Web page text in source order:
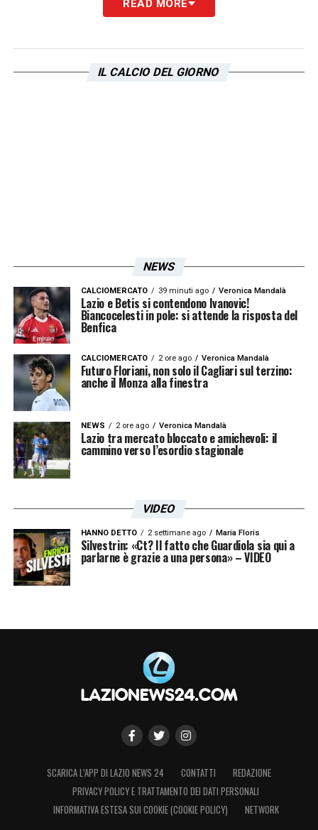
testimonianza di unaLazioben organizzata
consapevolezza di una squadra viva,
READ MORE
IL CALCIO DEL GIORNO
NEWS
CALCIOMERCATO 39 minuti ago Veronica Mandalà
Lazio e Betis si contendono Ivanovic!
Biancocelesti in pole: si attende la risposta del
Benfica
CALCIOMERCATO 2 ore ago Veronica Mandalà
Futuro Floriani, non solo il Cagliari sul terzino:
anche il Monza alla finestra
NEWS 2 ore ago Veronica Mandalà
Lazio tra mercato bloccato e amichevoli: il
cammino verso l’esordio stagionale
VIDEO
HANNO DETTO 2 settimane ago Maria Floris
Silvestrin: «Ct? Il fatto che Guardiola sia qui a
parlarne è grazie a una persona» – VIDEO
SCARICA L’APP DI LAZIO NEWS 24 CONTATTI
REDAZIONE
PRIVACY POLICY E TRATTAMENTO DEI DATI PERSONALI
INFORMATIVA ESTESA SUI COOKIE (COOKIE POLICY)
NETWORK